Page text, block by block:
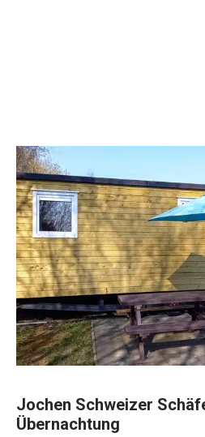
Jochen Schweizer
Übernachtung